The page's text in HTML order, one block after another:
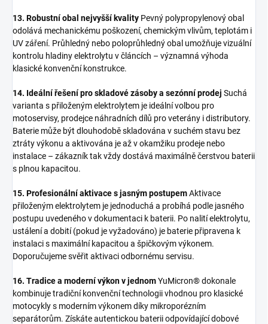
13. Robustní obal nejvyšší kvality Pevný polypropylenový obal
odolává mechanickému poškození, chemickým vlivům, teplotám i
UV záření. Průhledný nebo poloprůhledný obal umožňuje vizuální
kontrolu hladiny elektrolytu v článcích – významná výhoda
klasické konvenční konstrukce.
14. Ideální řešení pro skladové zásoby a sezónní prodej Suchá
varianta s přiloženým elektrolytem je ideální volbou pro
motoservisy, prodejce náhradních dílů pro veterány i distributory.
Baterie může být dlouhodobě skladována v suchém stavu bez
ztráty výkonu a aktivována je až v okamžiku prodeje nebo
instalace – zákazník tak vždy dostává maximálně čerstvou baterii
s plnou kapacitou.
15. Profesionální aktivace s jasným postupemAktivace
přiloženým elektrolytem je jednoduchá a probíhá podle jasného
postupu uvedeného v dokumentaci k baterii. Po nalití elektrolytu,
ustálení a dobití (pokud je vyžadováno) je baterie připravena k
instalaci s maximální kapacitou a špičkovým výkonem.
Doporučujeme svěřit aktivaci odbornému servisu.
16. Tradice a moderní výkon v jednomYuMicron® dokonale
kombinuje tradiční konvenční technologii vhodnou pro klasické
motocykly s moderním výkonem díky mikroporézním
separátorům. Získáte autentickou baterii odpovídající dobové